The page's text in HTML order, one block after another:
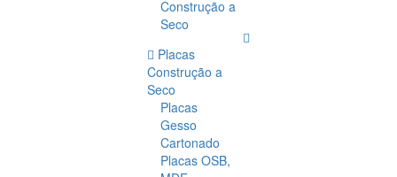
Construção a
Seco
Placas
Construção a
Seco
Placas
Gesso
Cartonado
Placas OSB,